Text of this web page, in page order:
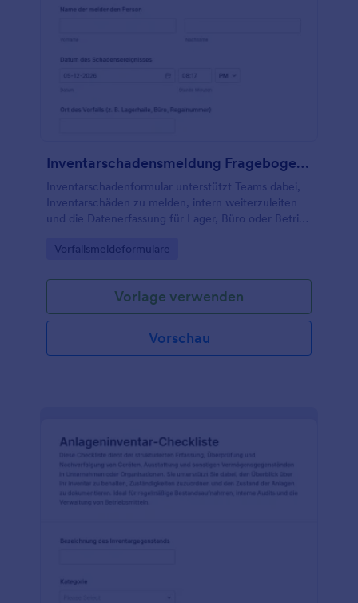
Inventarschadensmeldung Fragebogen 🎯
Inventarschadenformular unterstützt Teams dabei,
Inventarschäden zu melden, intern weiterzuleiten
und die Datenerfassung für Lager, Büro oder Betrieb
Go to Category:
Vorfallsmeldeformulare
Vorlage verwenden
Vorschau